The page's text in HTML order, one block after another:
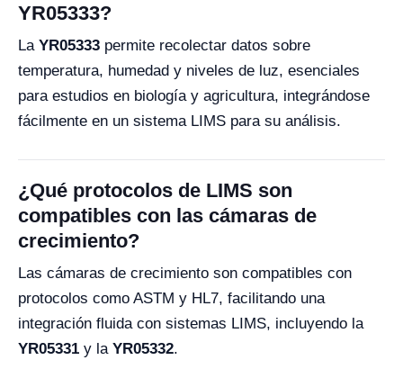
YR05333?
La YR05333 permite recolectar datos sobre
temperatura, humedad y niveles de luz, esenciales
para estudios en biología y agricultura, integrándose
fácilmente en un sistema LIMS para su análisis.
¿Qué protocolos de LIMS son
compatibles con las cámaras de
crecimiento?
Las cámaras de crecimiento son compatibles con
protocolos como ASTM y HL7, facilitando una
integración fluida con sistemas LIMS, incluyendo la
YR05331 y la YR05332.